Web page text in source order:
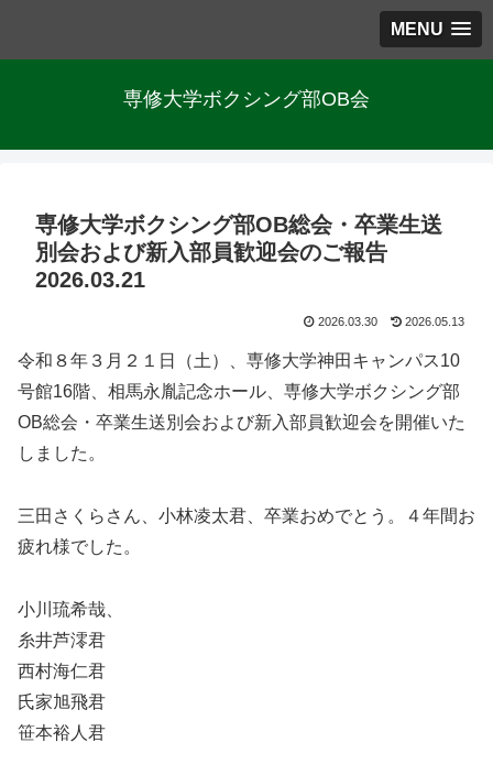
MENU
専修大学ボクシング部OB会
専修大学ボクシング部OB総会・卒業生送
別会および新入部員歓迎会のご報告
2026.03.21
2026.03.30 2026.05.13
令和８年３月２１日（土）、専修大学神田キャンパス10
号館16階、相馬永胤記念ホール、専修大学ボクシング部
OB総会・卒業生送別会および新入部員歓迎会を開催いた
しました。
三田さくらさん、小林凌太君、卒業おめでとう。４年間お
疲れ様でした。
小川琉希哉、
糸井芦澪君
西村海仁君
氏家旭飛君
笹本裕人君